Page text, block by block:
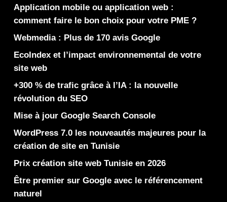
Application mobile ou application web :
comment faire le bon choix pour votre PME ?
Webmedia : Plus de 170 avis Google
EcoIndex et l’impact environnemental de votre
site web
+300 % de trafic grâce à l’IA : la nouvelle
révolution du SEO
Mise à jour Google Search Console
WordPress 7.0 les nouveautés majeures pour la
création de site en Tunisie
Prix création site web Tunisie en 2026
Être premier sur Google avec le référencement
naturel